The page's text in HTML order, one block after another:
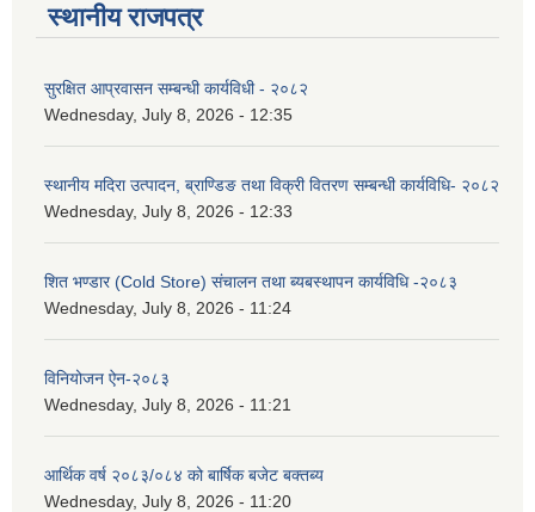
स्थानीय राजपत्र
सुरक्षित आप्रवासन सम्बन्धी कार्यविधी - २०८२
Wednesday, July 8, 2026 - 12:35
स्थानीय मदिरा उत्पादन, ब्राण्डिङ तथा विक्री वितरण सम्बन्धी कार्यविधि- २०८२
Wednesday, July 8, 2026 - 12:33
शित भण्डार (Cold Store) संचालन तथा ब्यबस्थापन कार्यविधि -२०८३
Wednesday, July 8, 2026 - 11:24
विनियोजन ऐन-२०८३
Wednesday, July 8, 2026 - 11:21
आर्थिक वर्ष २०८३/०८४ को बार्षिक बजेट बक्तब्य
Wednesday, July 8, 2026 - 11:20